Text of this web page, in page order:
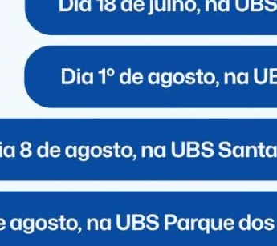
conforme apontamento do
unidade de saúde do bairro
uso de recursos públicos.
a denúncia foi arquivada.